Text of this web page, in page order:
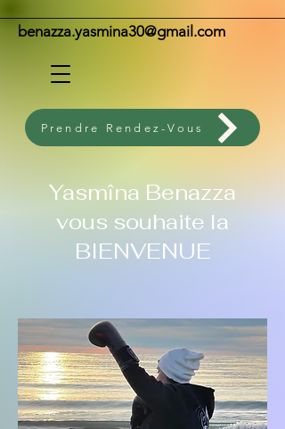
Prendre Rendez-Vous
benazza.yasmina30@gmail.com
Yasmîna Benazza
vous souhaite la
BIENVENUE